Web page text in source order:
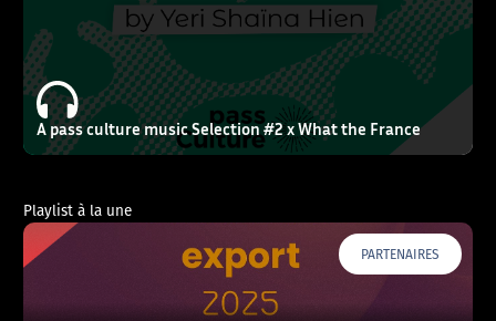
A pass culture music Selection #2 x What the France
Playlist à la une
PARTENAIRES